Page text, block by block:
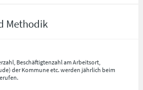
Methodik
Beschäftigtenzahl am Arbeitsort,
der Kommune etc. werden jährlich beim